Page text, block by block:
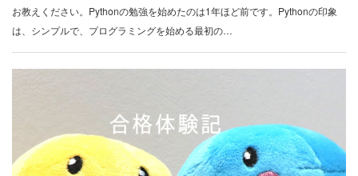
お教えください。Pythonの勉強を始めたのは1年ほど前です。Pythonの印象
は、シンプルで、プログラミングを始める最初の…